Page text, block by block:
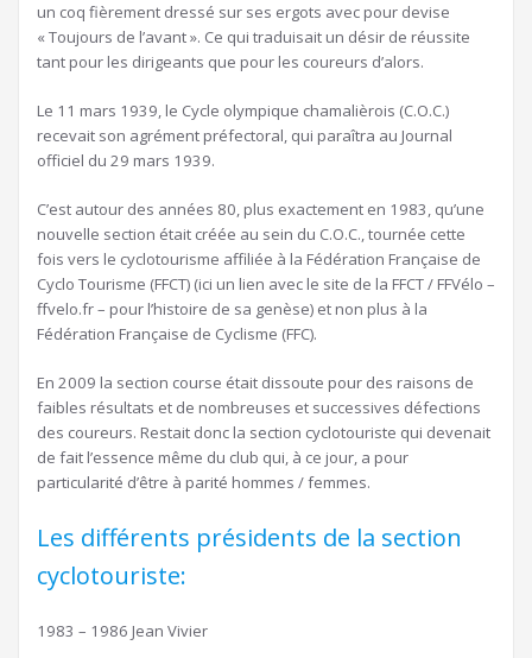
un coq fièrement dressé sur ses ergots avec pour devise
« Toujours de l’avant ». Ce qui traduisait un désir de réussite
tant pour les dirigeants que pour les coureurs d’alors.
Le 11 mars 1939, le Cycle olympique chamalièrois (C.O.C.)
recevait son agrément préfectoral, qui paraîtra au Journal
officiel du 29 mars 1939.
C’est autour des années 80, plus exactement en 1983, qu’une
nouvelle section était créée au sein du C.O.C., tournée cette
fois vers le cyclotourisme affiliée à la Fédération Française de
Cyclo Tourisme (FFCT) (ici un lien avec le site de la FFCT / FFVélo –
ffvelo.fr – pour l’histoire de sa genèse) et non plus à la
Fédération Française de Cyclisme (FFC).
En 2009 la section course était dissoute pour des raisons de
faibles résultats et de nombreuses et successives défections
des coureurs. Restait donc la section cyclotouriste qui devenait
de fait l’essence même du club qui, à ce jour, a pour
particularité d’être à parité hommes / femmes.
Les différents présidents de la section
cyclotouriste:
1983 – 1986 Jean Vivier